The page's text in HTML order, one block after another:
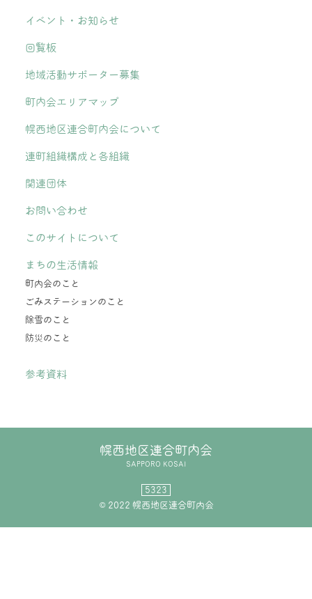
イベント・お知らせ
回覧板
地域活動サポーター募集
町内会エリアマップ
幌西地区連合町内会について
連町組織構成と各組織
関連団体
お問い合わせ
このサイトについて
まちの生活情報
町内会のこと
ごみステーションのこと
除雪のこと
防災のこと
参考資料
幌西地区連合町内会
SAPPORO KOSAI
5323
© 2022 幌西地区連合町内会